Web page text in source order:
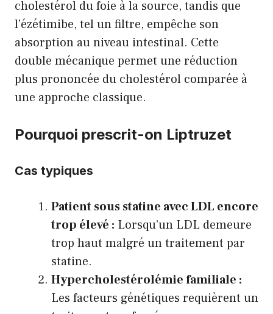
cholestérol du foie à la source, tandis que
l’ézétimibe, tel un filtre, empêche son
absorption au niveau intestinal. Cette
double mécanique permet une réduction
plus prononcée du cholestérol comparée à
une approche classique.
Pourquoi prescrit-on Liptruzet
Cas typiques
Patient sous statine avec LDL encore
trop élevé : Lorsqu’un LDL demeure
trop haut malgré un traitement par
statine.
Hypercholestérolémie familiale :
Les facteurs génétiques requièrent un